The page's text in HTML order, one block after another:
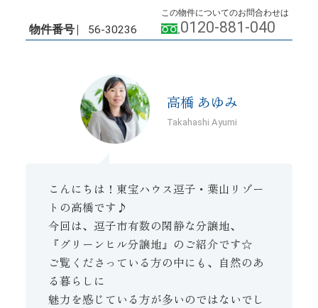
物件番号 56-30236
この物件についてのお問合わせは
0120-881-040
高橋 あゆみ
Takahashi Ayumi
こんにちは！東宝ハウス逗子・葉山リゾー
トの高橋です♪
今回は、逗子市有数の閑静な分譲地、
『グリーンヒル分譲地』のご紹介です☆
ご覧くださっている方の中にも、自然のあ
る暮らしに
魅力を感じている方が多いのではないでし